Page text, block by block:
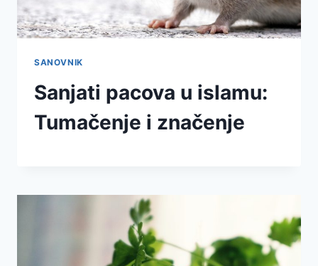
SANOVNIK
Sanjati pacova u islamu:
Tumačenje i značenje